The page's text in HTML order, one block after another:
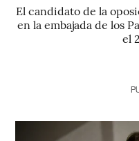
El candidato de la
en la embajada de los
el